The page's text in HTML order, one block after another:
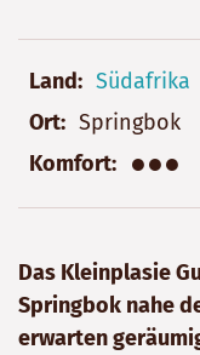
Land
Südafrika
Ort
Springbok
Komfort
●●●
Das Kleinplasie
Springbok nahe
erwarten